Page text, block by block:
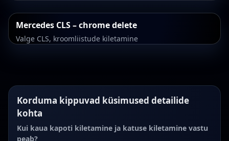
Mercedes CLS – chrome delete
Valge CLS, kroomliistude kiletamine
Korduma kippuvad küsimused detailide
kohta
Kui kaua kapoti kiletamine ja katuse kiletamine vastu
peab?